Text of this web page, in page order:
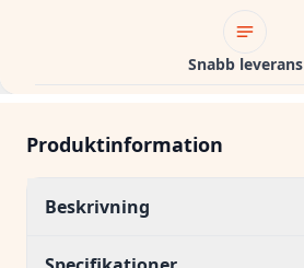
Snabb leverans
Produktinformation
Beskrivning